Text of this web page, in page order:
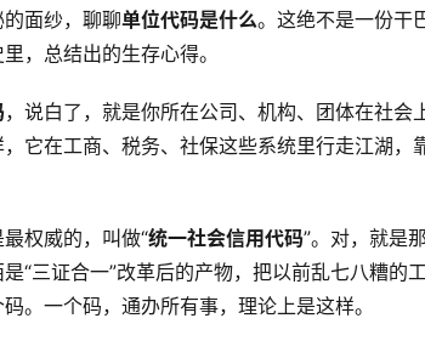
面纱，聊聊单位代码是什么。这绝不是一份干
，总结出的生存心得。
，说白了，就是你所在公司、机构、团体在社会
它在工商、税务、社保这些系统里行走江湖
权威的，叫做“统一社会信用代码”。对，就是
“三证合一”改革后的产物，把以前乱七八糟的
。一个码，通办所有事，理论上是这样。